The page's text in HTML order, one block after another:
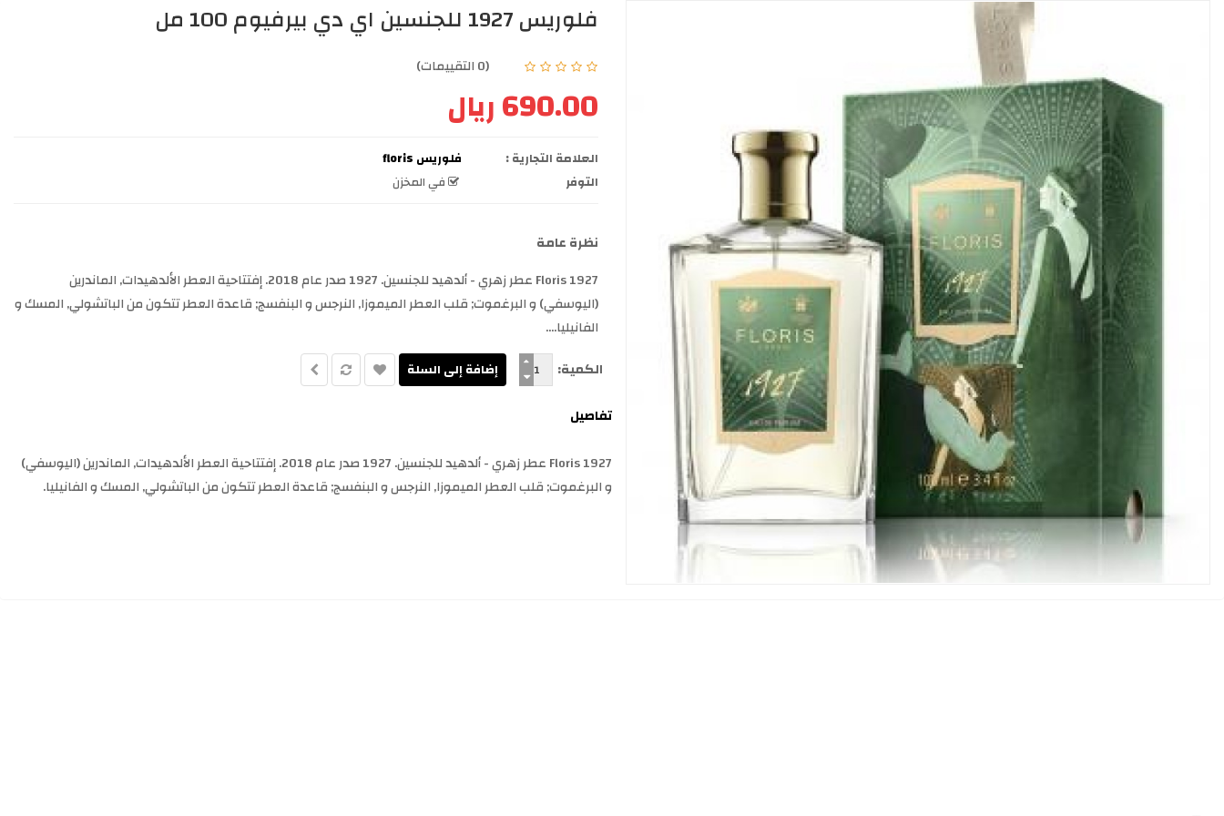
فلوريس 1927 للجنسين اي دي بيرفيوم 100 مل
(0 التقييمات)
690.00 ريال
العلامة التجارية :
فلوريس floris
التوفر
في المخزن
نظرة عامة
1927 Floris عطر زهري - ألدهيد للجنسين. 1927 صدر عام 2018. إفتتاحية العطر الألدهيدات, الماندرين
(اليوسفي) و البرغموت; قلب العطر الميموزا, النرجس و البنفسج; قاعدة العطر تتكون من الباتشولي, المسك و
الفانيليا....
الكمية:
تفاصيل
1927 Floris عطر زهري - ألدهيد للجنسين. 1927 صدر عام 2018. إفتتاحية العطر الألدهيدات, الماندرين (اليوسفي)
و البرغموت; قلب العطر الميموزا, النرجس و البنفسج; قاعدة العطر تتكون من الباتشولي, المسك و الفانيليا.